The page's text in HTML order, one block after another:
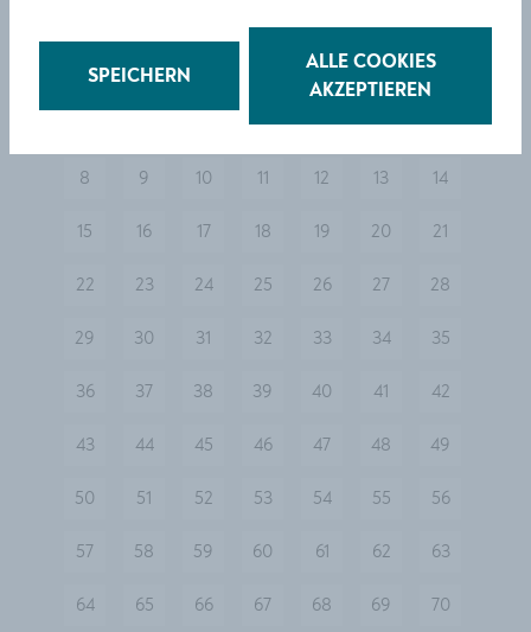
4 5 6 7
8 9 10 11 12 13 14
15 16 17 18 19 20 21
22 23 24 25 26 27 28
29 30 31 32 33 34 35
36 37 38 39 40 41 42
43 44 45 46 47 48 49
50 51 52 53 54 55 56
57 58 59 60 61 62 63
64 65 66 67 68 69 70
SPEICHERN
ALLE COOKIES
AKZEPTIEREN